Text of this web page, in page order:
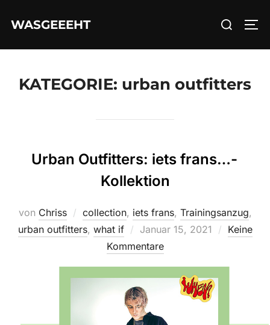
InhaltWASGEEEHT
Suchen
KATEGORIE: urban outfitters
Urban Outfitters: iets frans…-
Kollektion
von Chriss collection, iets frans, Trainingsanzug,
urban outfitters, what if
Veröffentlicht
am
Januar 15, 2021
Keine
Kommentare